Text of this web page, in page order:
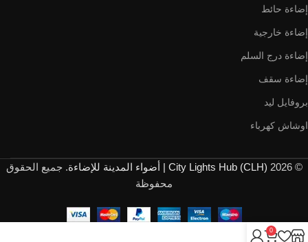
إضاءة حائط
إضاءة خارجية
إضاءة درج السلم
إضاءة سقف
بروفايل ليد
اوشاش كهرباء
© 2026 City Lights Hub (CLH) | أضواء المدينة للإضاءة
. جميع الحقوق
محفوظة
0